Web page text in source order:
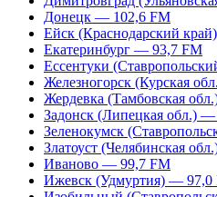
Донецк — 102,6 FM
Ейск (Краснодарский
Екатеринбург — 93,7 FM
Ессентуки
Железногорск (Курская
Жердевка (Тамбовская
Задонск (Липецкая обл.)
Зеленокумск
Златоуст (Челябинская
Иваново — 99,7 FM
Ижевск (Удмуртия) — 97,0